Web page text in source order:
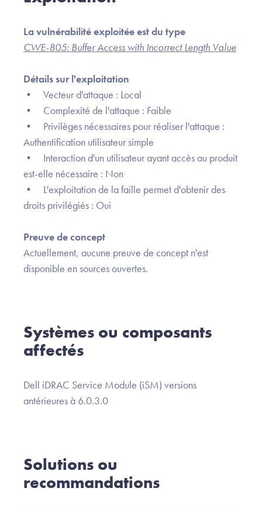
La vulnérabilité exploitée est du type
CWE-805: Buffer Access with Incorrect Length Value
Détails sur l'exploitation
• Vecteur d'attaque : Local
• Complexité de l'attaque : Faible
• Privilèges nécessaires pour réaliser l'attaque :
Authentification utilisateur simple
• Interaction d'un utilisateur ayant accès au produit
est-elle nécessaire : Non
• L'exploitation de la faille permet d'obtenir des
droits privilégiés : Oui
Preuve de concept
Actuellement, aucune preuve de concept n'est
disponible en sources ouvertes.
Systèmes ou composants
affectés
Dell iDRAC Service Module (iSM) versions
antérieures à 6.0.3.0
Solutions ou
recommandations